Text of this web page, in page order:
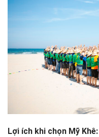
Lợi ích khi chọn Mỹ Khê: